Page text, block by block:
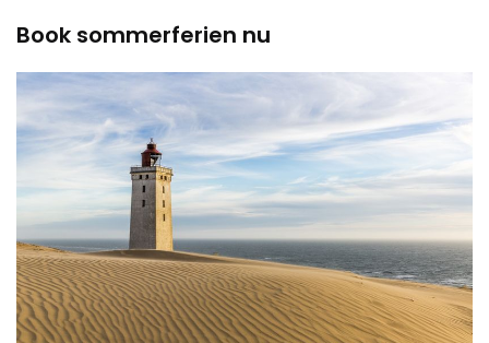
Book sommerferien nu